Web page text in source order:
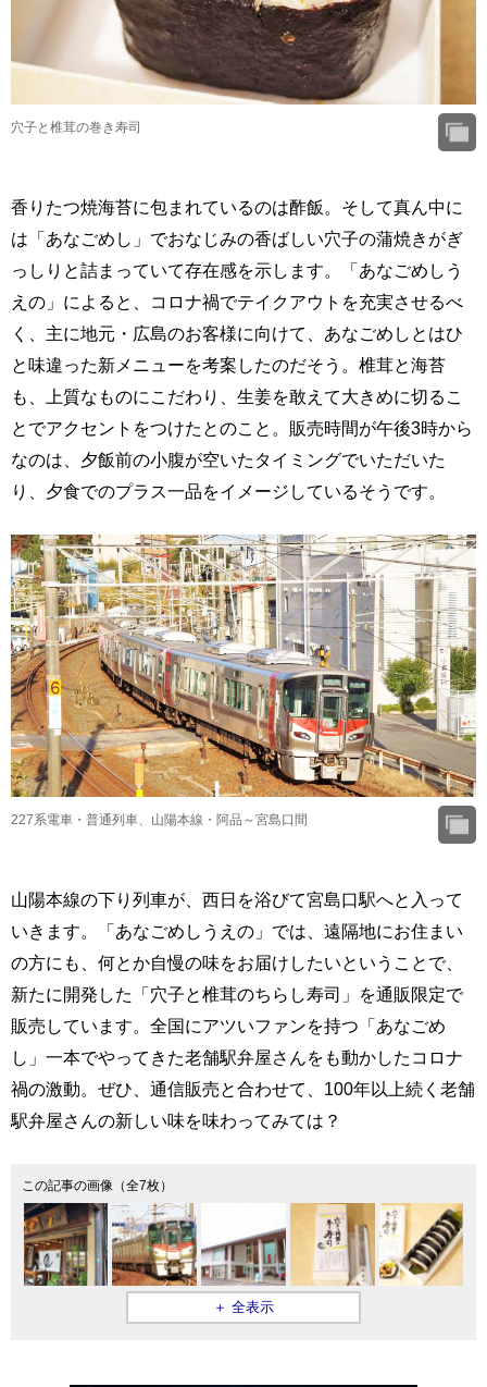
穴子と椎茸の巻き寿司
香りたつ焼海苔に包まれているのは酢飯。そして真ん中に
は「あなごめし」でおなじみの香ばしい穴子の蒲焼きがぎ
っしりと詰まっていて存在感を示します。「あなごめしう
えの」によると、コロナ禍でテイクアウトを充実させるべ
く、主に地元・広島のお客様に向けて、あなごめしとはひ
と味違った新メニューを考案したのだそう。椎茸と海苔
も、上質なものにこだわり、生姜を敢えて大きめに切るこ
とでアクセントをつけたとのこと。販売時間が午後3時から
なのは、夕飯前の小腹が空いたタイミングでいただいた
り、夕食でのプラス一品をイメージしているそうです。
227系電車・普通列車、山陽本線・阿品～宮島口間
山陽本線の下り列車が、西日を浴びて宮島口駅へと入って
いきます。「あなごめしうえの」では、遠隔地にお住まい
の方にも、何とか自慢の味をお届けしたいということで、
新たに開発した「穴子と椎茸のちらし寿司」を通販限定で
販売しています。全国にアツいファンを持つ「あなごめ
し」一本でやってきた老舗駅弁屋さんをも動かしたコロナ
禍の激動。ぜひ、通信販売と合わせて、100年以上続く老舗
駅弁屋さんの新しい味を味わってみては？
この記事の画像（全7枚）
＋ 全表示